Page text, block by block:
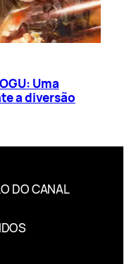
Uma
a diversão
DO CANAL